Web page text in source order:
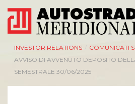
INVESTOR RELATIONS COMUNICATI
AVVISO DI AVVENUTO DEPOSITO
SEMESTRALE 30/06/2025